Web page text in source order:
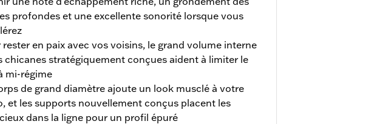
profondes et une excellente sonorité lorsque vous
rester en paix avec vos voisins, le grand volume interne
chicanes stratégiquement conçues aident à limiter le
mi-régime
de grand diamètre ajoute un look musclé à votre
et les supports nouvellement conçus placent les
dans la ligne pour un profil épuré